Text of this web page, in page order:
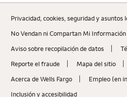
Privacidad, cookies, seguridad y asuntos
No Vendan ni Compartan Mi
Aviso sobre recopilaciؚón de datos
Reporte el fraude
Mapa del sitio
Acerca de Wells Fargo
Empleo (en
Inclusión y accesibilidad